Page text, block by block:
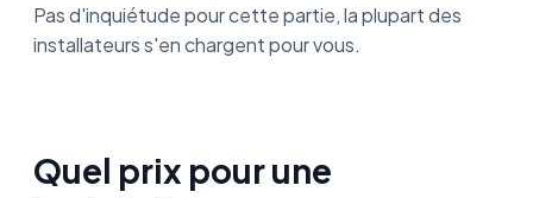
Pas d'inquiétude pour cette partie, la plupart des
installateurs s'en chargent pour vous.
Quel prix pour une